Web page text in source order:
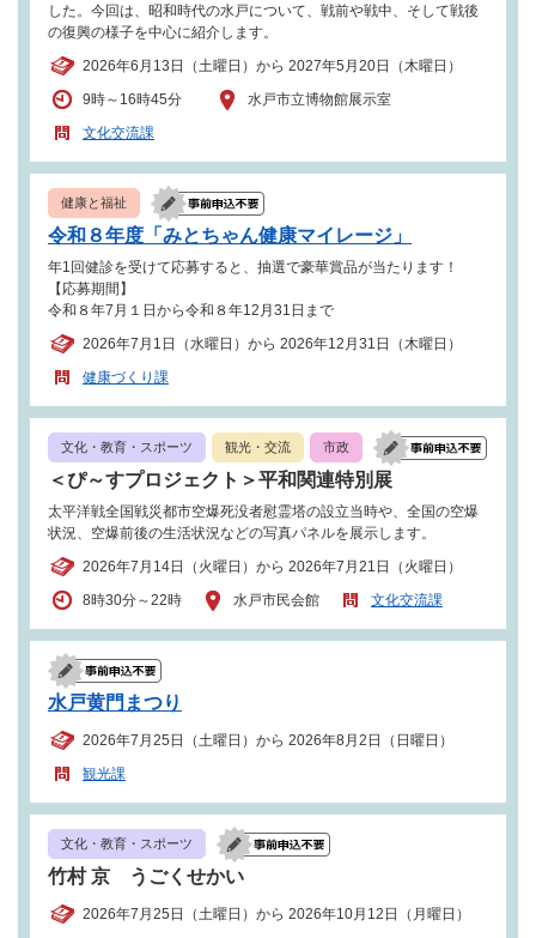
した。今回は、昭和時代の水戸について、戦前や戦中、そして戦後
の復興の様子を中心に紹介します。
2026年6月13日（土曜日）から 2027年5月20日（木曜日）
9時～16時45分
水戸市立博物館展示室
文化交流課
健康と福祉
令和８年度「みとちゃん健康マイレージ」
年1回健診を受けて応募すると、抽選で豪華賞品が当たります！
【応募期間】
令和８年7月１日から令和８年12月31日まで
2026年7月1日（水曜日）から 2026年12月31日（木曜日）
健康づくり課
文化・教育・スポーツ 観光・交流 市政
＜ぴ～すプロジェクト＞平和関連特別展
太平洋戦全国戦災都市空爆死没者慰霊塔の設立当時や、全国の空爆
状況、空爆前後の生活状況などの写真パネルを展示します。
2026年7月14日（火曜日）から 2026年7月21日（火曜日）
8時30分～22時
水戸市民会館 文化交流課
水戸黄門まつり
2026年7月25日（土曜日）から 2026年8月2日（日曜日）
観光課
文化・教育・スポーツ
竹村 京 うごくせかい
2026年7月25日（土曜日）から 2026年10月12日（月曜日）